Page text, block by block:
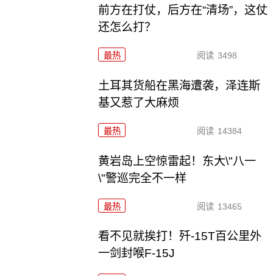
前方在打仗，后方在“清场”，这仗
还怎么打？
最热 阅读 3498
土耳其货船在黑海遭袭，泽连斯
基又惹了大麻烦
最热 阅读 14384
黄岩岛上空惊雷起！东大\"八一
\"警巡完全不一样
最热 阅读 13465
看不见就挨打！歼-15T百公里外
一剑封喉F-15J